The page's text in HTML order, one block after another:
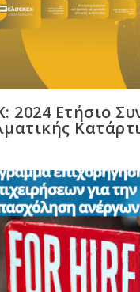
2024 Ετήσιο